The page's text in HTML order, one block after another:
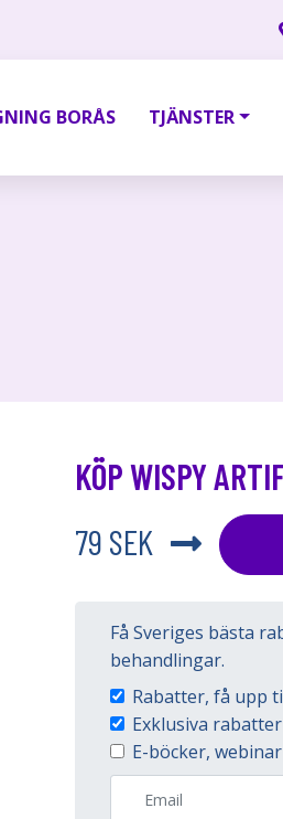
BORÅS TJÄNSTER
KÖP WISPY
79 SEK
Få Sveriges bästa
behandlingar.
Rabatter, få upp
Exklusiva
E-böcker,